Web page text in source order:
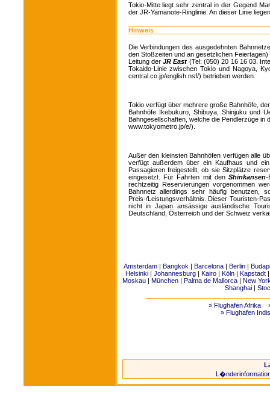
Tokio-Mitte liegt sehr zentral in der Gegend
der JR-Yamanote-Ringlinie. An dieser Linie
Hinweis
Die Verbindungen des ausgedehnten
den Stoßzeiten und an gesetzlichen
Leitung derJR East (Tel: (050) 20 16 16 03.
Tokaido-Linie zwischen Tokio und Nagoya,
central.co.jp/english.nsf/) betrieben werden.
Tokio verfügt über mehrere große Bahnhöfe,
Bahnhöfe Ikebukuro, Shibuya, Shinjuku und
Bahngesellschaften, welche die Pendlerzüge in
www.tokyometro.jp/e/).
Außer den kleinsten Bahnhöfen verfügen alle
verfügt außerdem über ein Kaufhaus und
Passagieren freigestellt, ob sie Sitzplätze
eingesetzt. Für Fahrten mit denShinkansen-
rechtzeitig Reservierungen vorgenommen
Bahnnetz allerdings sehr häufig benutzen,
Preis-/Leistungsverhältnis. Dieser Touristen-
nicht in Japan ansässige ausländische
Deutschland, Österreich und der Schweiz
Amsterdam| Bangkok | Barcelona| Berlin|
Helsinki | Johannesburg | Kairo | Köln | Kapstadt
Moskau| München| Palma de Mallorca| New
Shanghai|
» Flughafen Afrika
» Flughafen